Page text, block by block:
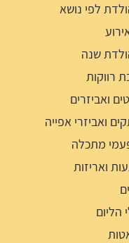
לפי נושא
שנה
רווקות
ואביזרים
ואביזרי אפייה
מתכלה
ואריזות
הליום